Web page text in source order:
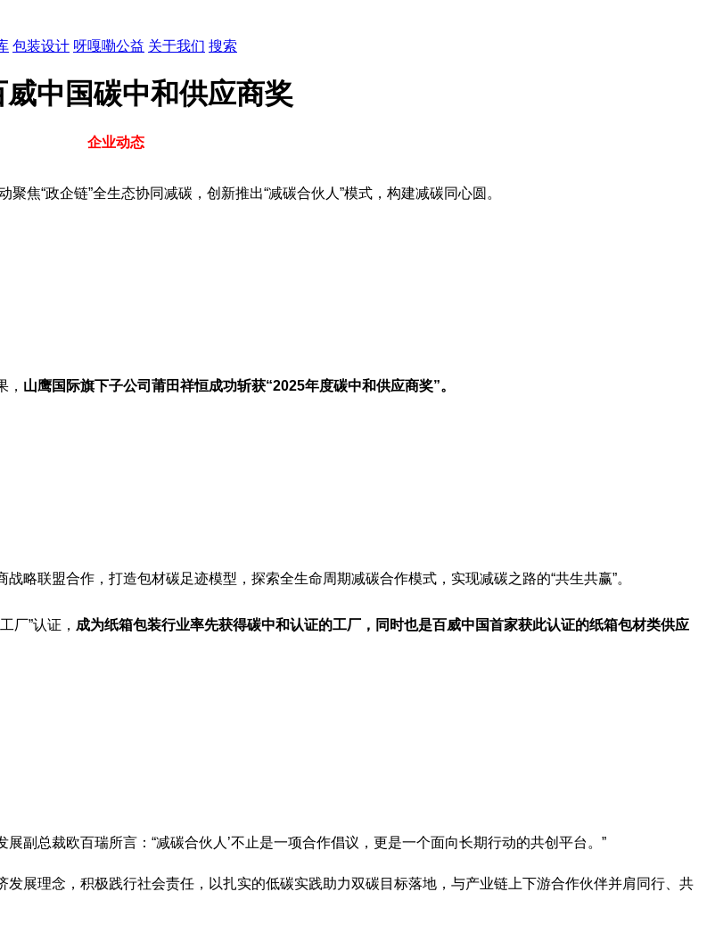
包装设计 呀嘎嘞公益 关于我们 搜索
中国碳中和供应商奖
企业动态
焦“政企链”全生态协同减碳，创新推出“减碳合伙人”模式，构建减碳同心圆。
， 山鹰国际旗下子公司莆田祥恒成功斩获“2025年度碳中和供应商奖”。
战略联盟合作，打造包材碳足迹模型 ，探索全生命周期减碳合作模式，实现减碳之路的“共生共赢”。
厂”认证， 成为纸箱包装行业率先获得碳中和认证的工厂，同时也是百威中国首家获此认证的纸箱包材类供应
副总裁欧百瑞所言：“减碳合伙人’不止是一项合作倡议，更是一个面向长期行动的共创平台。”
展理念，积极践行社会责任，以扎实的低碳实践助力双碳目标落地，与产业链上下游合作伙伴并肩同行、共